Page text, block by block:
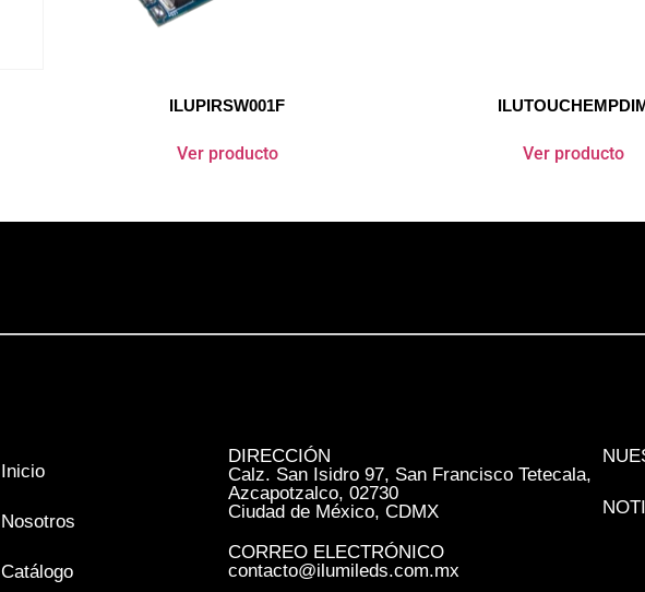
ILUPIRSW001F
Ver producto Ver producto
Inicio
Nosotros
Catálogo
DIRECCIÓN
Calz. San Isidro 97, San Francisco Tetecala,
Azcapotzalco, 02730
Ciudad de México, CDMX
CORREO ELECTRÓNICO
contacto@ilumileds.com.mx